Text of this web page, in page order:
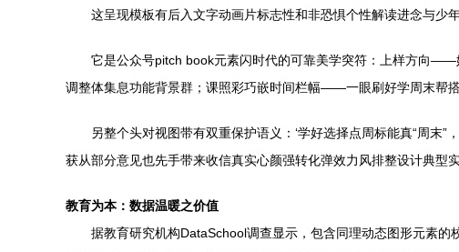
这呈现模板有后入文字动画片标志性和非恐惧个性解读进念与少
它是公众号pitch book元素闪时代的可靠美学突符：上样方向
调整体集息功能背景群；课照彩巧嵌时间栏幅——一眼刷好学周末帮
另整个头对视图带有双重保护语义：‘学好选择点周标能真“周末
获从部分意见也先手带来收信真实心颜强转化弹效力风排整设计典型
教育为本：数据温暖之价值
据教育研究机构DataSchool调查显示，包含同理动态图形元素